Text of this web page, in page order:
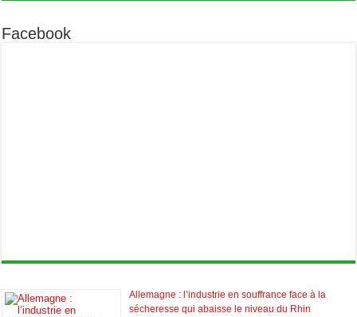
Facebook
Allemagne : l’industrie en souffrance face à la
sécheresse qui abaisse le niveau du Rhin